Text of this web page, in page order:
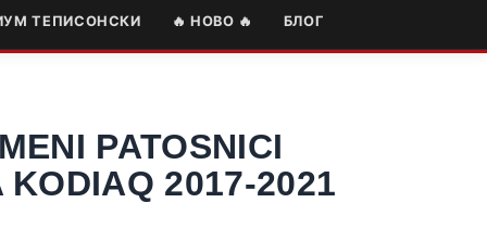
ТЕПИСОНСКИ 🔥 НОВО 🔥 БЛОГ
PATOSNICI
2017-2021